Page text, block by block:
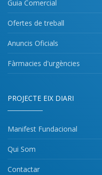
Guia Comercial
Ofertes de treball
Anuncis Oficials
Fàrmacies d'urgències
PROJECTE EIX DIARI
Manifest Fundacional
Qui Som
Contactar